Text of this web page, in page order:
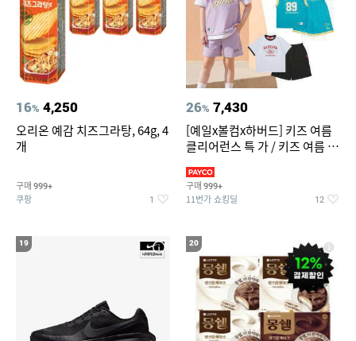
16% 4,250
오리온 예감 치즈그라탕, 64g, 4
개
구매 999+
쿠팡 1
26% 7,430
[예일x볼컴x하버드] 키즈 여름
클리어런스 특 가 / 키즈 여름 수
구매 999+
11번가 쇼킹딜 12
19 20